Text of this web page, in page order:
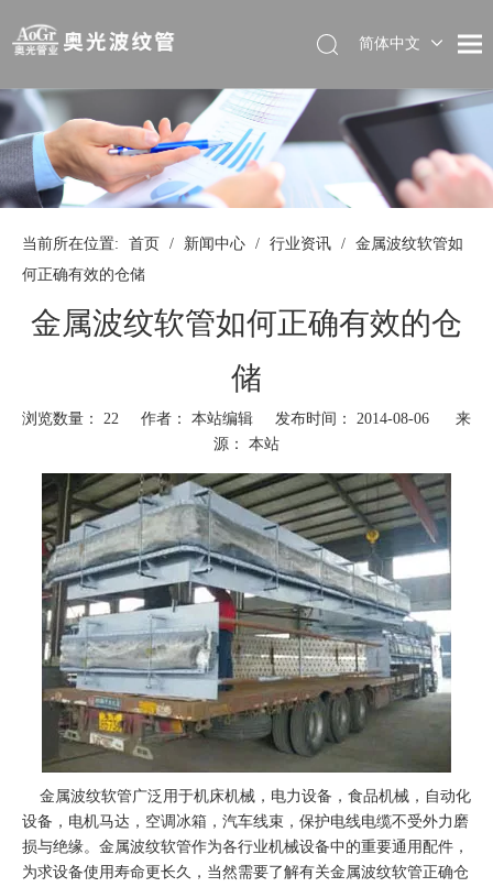
简体中文
当前所在位置: 首页 / 新闻中心 / 行业资讯 / 金属波纹软管如
何正确有效的仓储
金属波纹软管如何正确有效的仓
储
浏览数量： 22 作者： 本站编辑 发布时间： 2014-08-06 来
源： 本站
["wechat","weibo","qzone","douban","email"]
金属波纹软管广泛用于机床机械，电力设备，食品机械，自动化
设备，电机马达，空调冰箱，汽车线束，保护电线电缆不受外力磨
损与绝缘。金属波纹软管作为各行业机械设备中的重要通用配件，
为求设备使用寿命更长久，当然需要了解有关金属波纹软管正确仓